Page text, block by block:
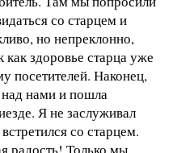
со старцем и
но непреклонно,
как здоровье старца уже
посетителей. Наконец,
нами и пошла
Я не заслуживал
со старцем.